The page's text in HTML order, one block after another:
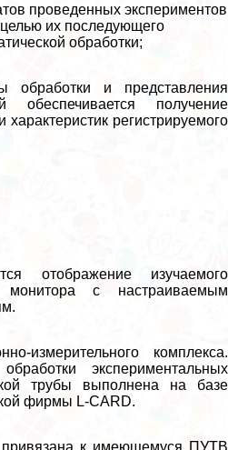
проведенных экспериментов
их последующего
обработки;
и представления
обеспечивается получение
регистрируемого
отображение изучаемого
с настраиваемым
измерительного комплекса.
экспериментальных
трубы выполнена на базе
фирмы L-CARD.
привязана к имеющемуся ПУТВ